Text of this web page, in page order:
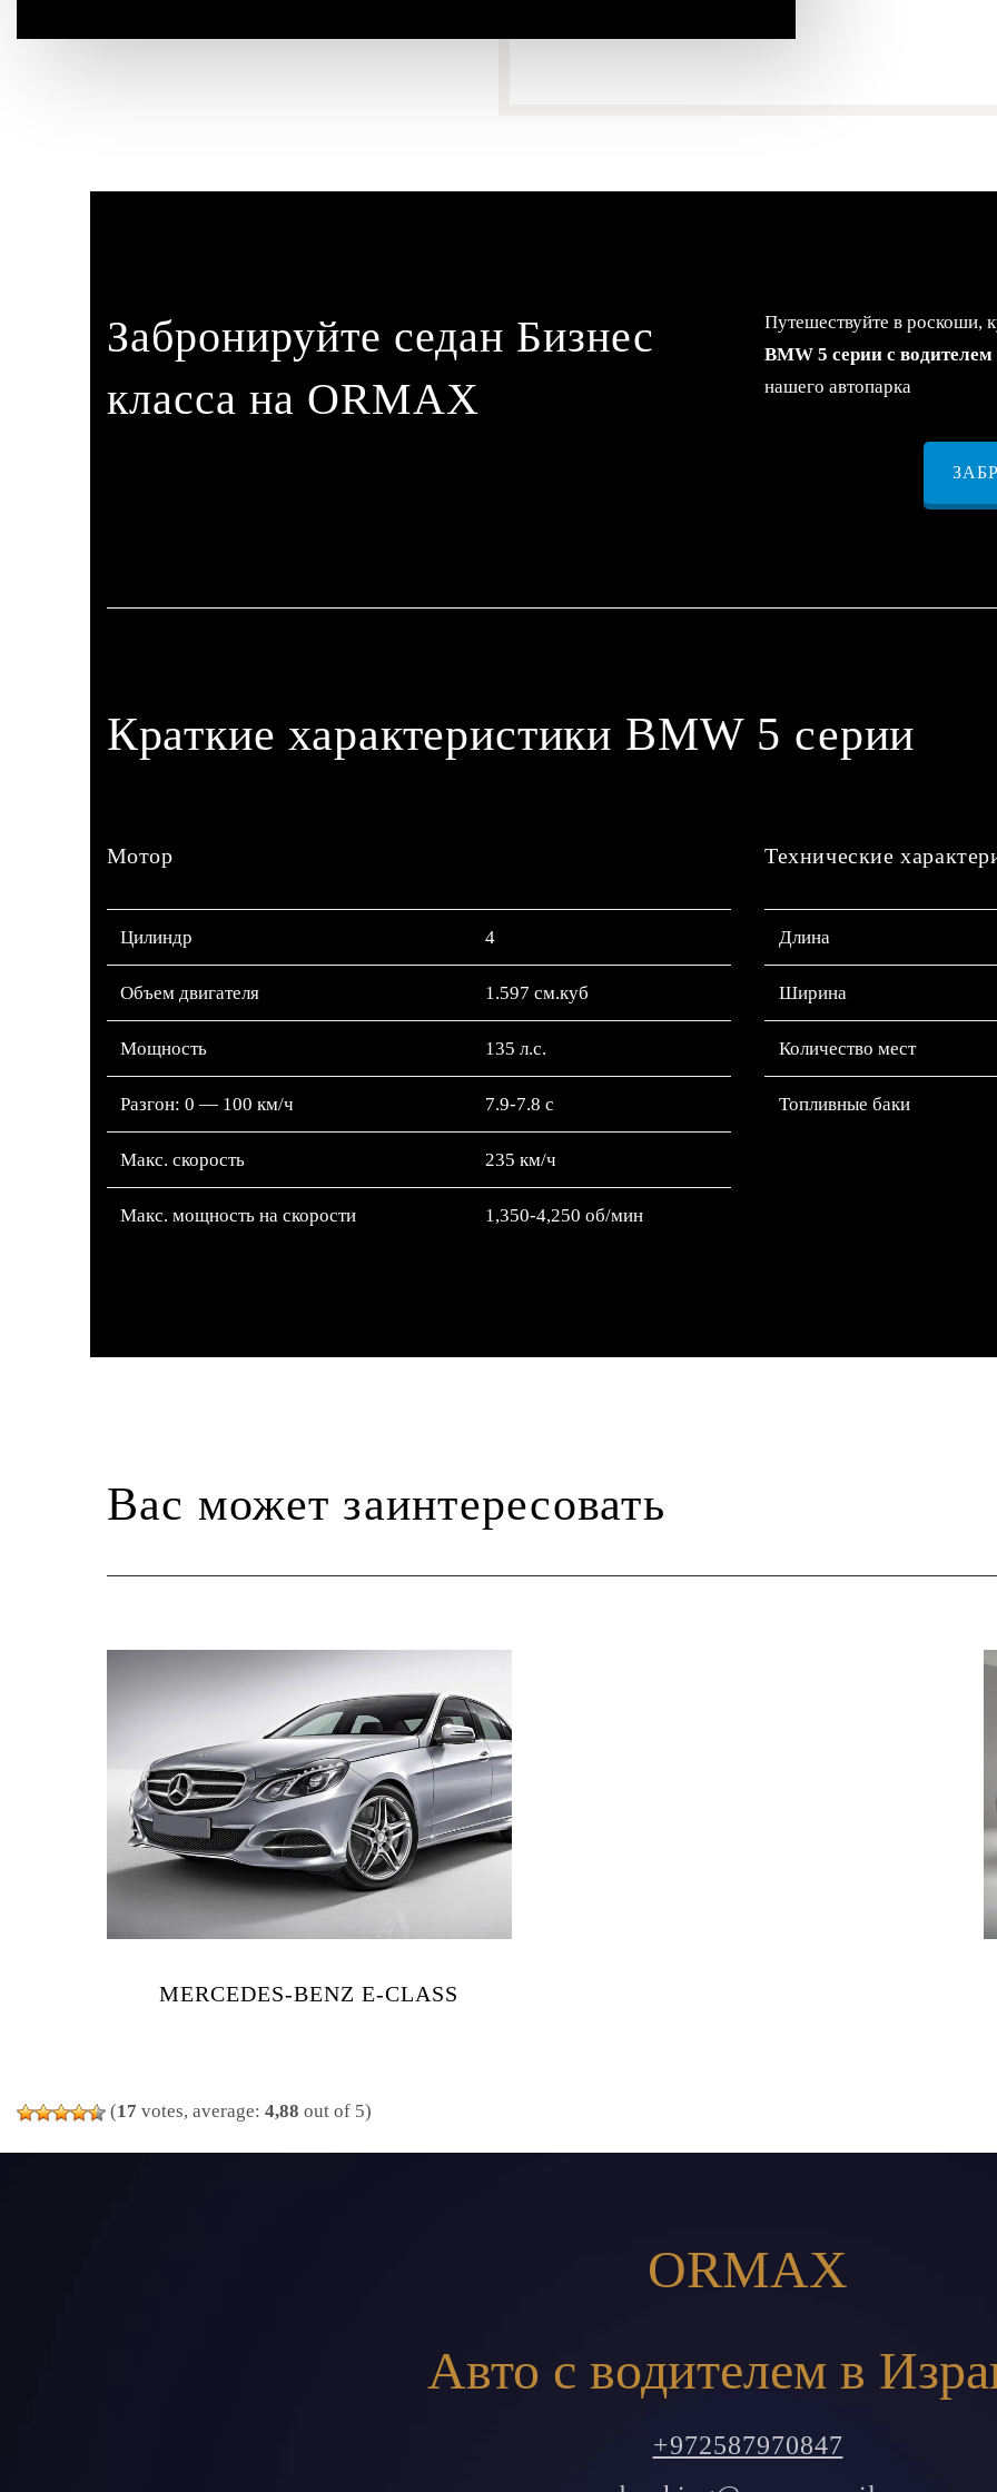
Забронируйте седан Бизнес
класса на ORMAX
Путешествуйте в роскоши,
BMW 5 серии с
нашего автопарка
Краткие характеристики BMW 5 серии
Мотор
Цилиндр 4
Объем двигателя 1.597 см.куб
Мощность 135 л.с.
Разгон: 0 — 100 км/ч 7.9-7.8 с
Макс. скорость 235 км/ч
Макс. мощность на скорости 1,350-4,250 об/мин
Технические
Длина
Ширина
Количество мест
Топливные баки
Вас может заинтересовать
MERCEDES-BENZ E-CLASS
(17 votes, average: 4,88 out of 5)
ORMAX
Авто с водителем в
+972587970847